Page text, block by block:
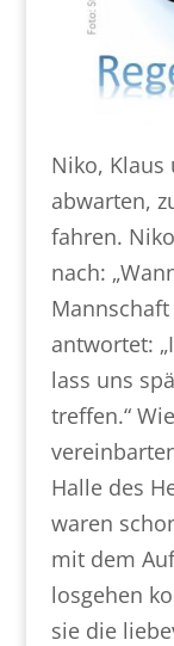
Niko, Klaus
abwarten,
fahren.
nach:
Mannschaft
antwortet:
lass uns
treffen.“
Halle des
waren
mit dem
losgehen
sie die